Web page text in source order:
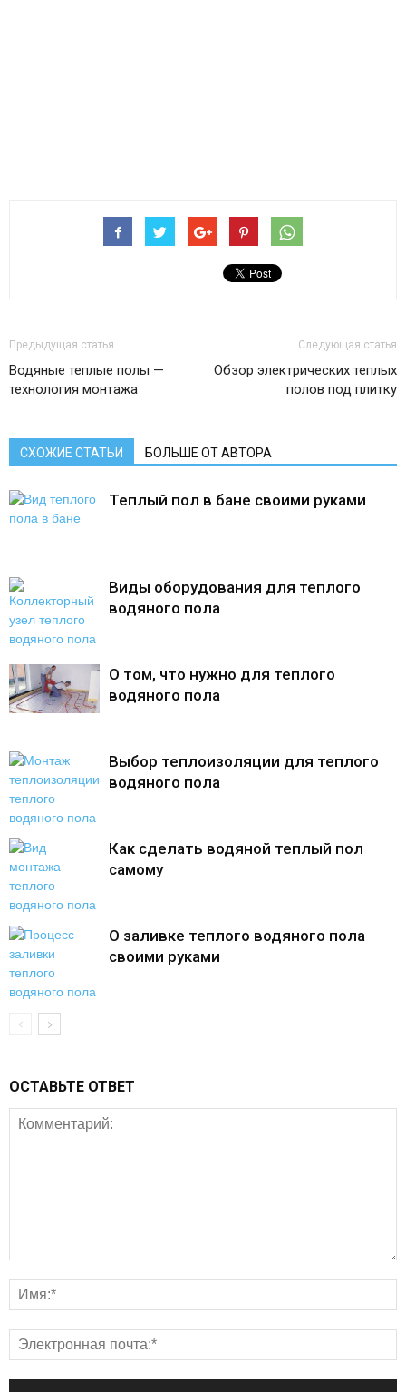
Предыдущая статья
Водяные теплые полы —
технология монтажа
Следующая статья
Обзор электрических теплых
полов под плитку
СХОЖИЕ СТАТЬИ БОЛЬШЕ ОТ АВТОРА
Теплый пол в бане своими руками
Виды оборудования для теплого
водяного пола
О том, что нужно для теплого
водяного пола
Выбор теплоизоляции для теплого
водяного пола
Как сделать водяной теплый пол
самому
О заливке теплого водяного пола
своими руками
ОСТАВЬТЕ ОТВЕТ